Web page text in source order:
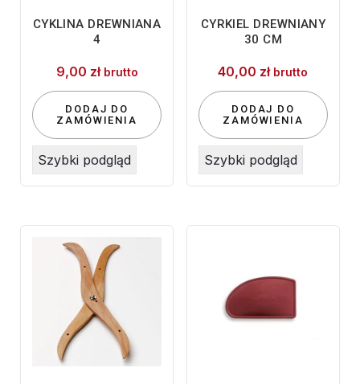
CYKLINA DREWNIANA
4
9,00 zł brutto
DODAJ DO
ZAMÓWIENIA
Szybki podgląd
CYRKIEL DREWNIANY
30 CM
40,00 zł brutto
DODAJ DO
ZAMÓWIENIA
Szybki podgląd